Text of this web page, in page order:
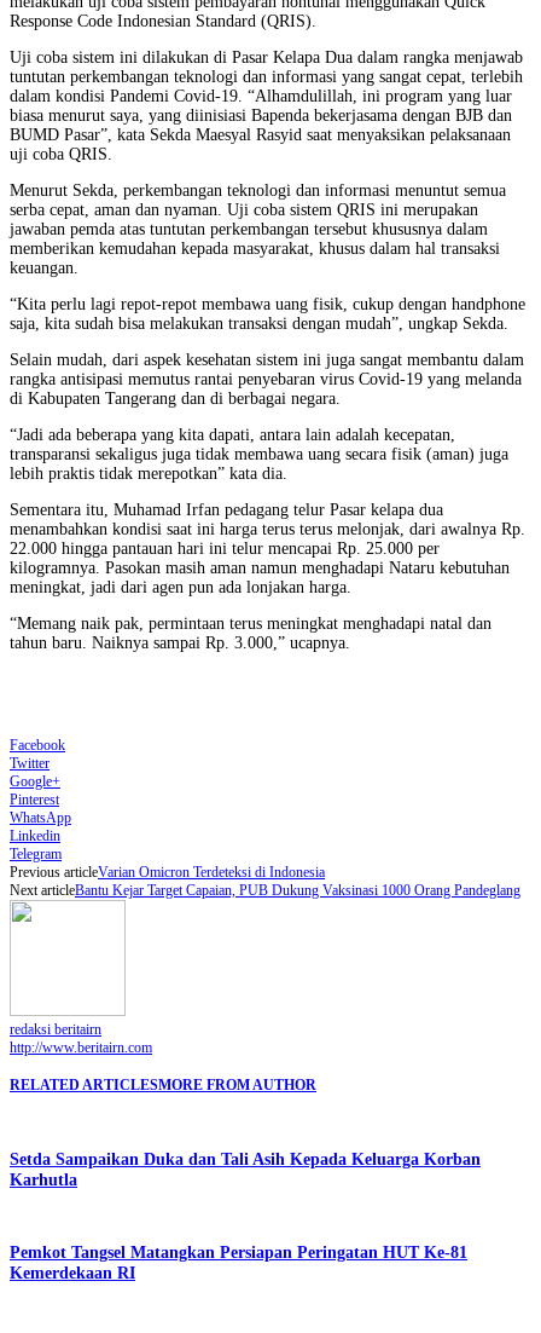
Response Code Indonesian Standard (QRIS).
Uji coba sistem ini dilakukan di Pasar Kelapa Dua dalam rangka menjawab
tuntutan perkembangan teknologi dan informasi yang sangat cepat, terlebih
dalam kondisi Pandemi Covid-19. “Alhamdulillah, ini program yang luar
biasa menurut saya, yang diinisiasi Bapenda bekerjasama dengan BJB dan
BUMD Pasar”, kata Sekda Maesyal Rasyid saat menyaksikan pelaksanaan
uji coba QRIS.
Menurut Sekda, perkembangan teknologi dan informasi menuntut semua
serba cepat, aman dan nyaman. Uji coba sistem QRIS ini merupakan
jawaban pemda atas tuntutan perkembangan tersebut khususnya dalam
memberikan kemudahan kepada masyarakat, khusus dalam hal transaksi
keuangan.
“Kita perlu lagi repot-repot membawa uang fisik, cukup dengan handphone
saja, kita sudah bisa melakukan transaksi dengan mudah”, ungkap Sekda.
Selain mudah, dari aspek kesehatan sistem ini juga sangat membantu dalam
rangka antisipasi memutus rantai penyebaran virus Covid-19 yang melanda
di Kabupaten Tangerang dan di berbagai negara.
“Jadi ada beberapa yang kita dapati, antara lain adalah kecepatan,
transparansi sekaligus juga tidak membawa uang secara fisik (aman) juga
lebih praktis tidak merepotkan” kata dia.
Sementara itu, Muhamad Irfan pedagang telur Pasar kelapa dua
menambahkan kondisi saat ini harga terus terus melonjak, dari awalnya Rp.
22.000 hingga pantauan hari ini telur mencapai Rp. 25.000 per
kilogramnya. Pasokan masih aman namun menghadapi Nataru kebutuhan
meningkat, jadi dari agen pun ada lonjakan harga.
“Memang naik pak, permintaan terus meningkat menghadapi natal dan
tahun baru. Naiknya sampai Rp. 3.000,” ucapnya.
Facebook
Twitter
Google+
Pinterest
WhatsApp
Linkedin
Telegram
Previous articleVarian Omicron Terdeteksi di Indonesia
Next articleBantu Kejar Target Capaian, PUB Dukung Vaksinasi 1000 Orang Pandeglang
redaksi beritairn
http://www.beritairn.com
RELATED ARTICLESMORE FROM AUTHOR
Setda Sampaikan Duka dan Tali Asih Kepada Keluarga Korban
Karhutla
Pemkot Tangsel Matangkan Persiapan Peringatan HUT Ke-81
Kemerdekaan RI